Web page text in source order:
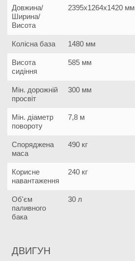
Довжина/
Ширина/
Висота
2395х1264х1420 мм
Колісна база 1480 мм
Висота
сидіння
585 мм
Мін. дорожній
просвіт
300 мм
Мін. діаметр
повороту
7,8 м
Споряджена
маса
490 кг
Корисне
навантаження
240 кг
Об'єм
паливного
бака
30 л
ДВИГУН